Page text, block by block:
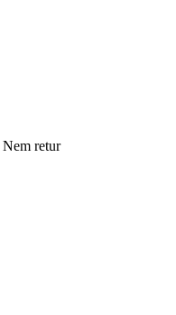
Nem retur